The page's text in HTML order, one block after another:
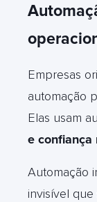
Empresas
automação
Elas usam
e confiança
Automação
invisível